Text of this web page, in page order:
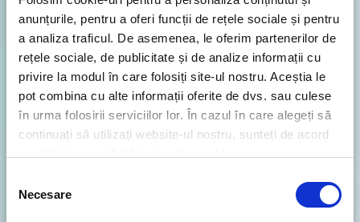
anunțurile, pentru a oferi funcții de rețele sociale și pentru
a analiza traficul. De asemenea, le oferim partenerilor de
rețele sociale, de publicitate și de analize informații cu
privire la modul în care folosiți site-ul nostru. Aceștia le
pot combina cu alte informații oferite de dvs. sau culese
în urma folosirii serviciilor lor. În cazul în care alegeți să
continuați să utilizați website-ul nostru, sunteți de acord
consimțământului
Necesare
Antimalware pentru e-mail
Protecția datelor*
VPN nelimitat
Patch-uri și remediere vulnerabilități**